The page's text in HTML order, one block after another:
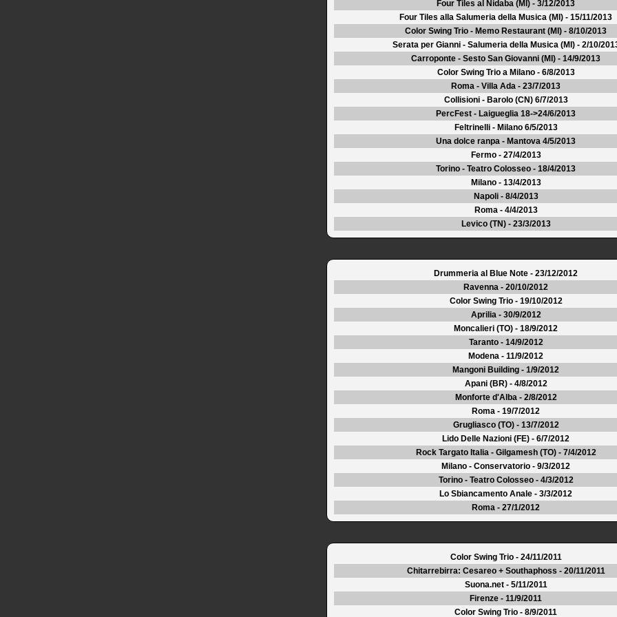
Four Tiles al Nidaba (MI) - 3/12/2013
Four Tiles alla Salumeria della Musica (MI) - 15/11/2013
Color Swing Trio - Memo Restaurant (MI) - 8/10/2013
Serata per Gianni - Salumeria della Musica (MI) - 2/10/
Carroponte - Sesto San Giovanni (MI) - 14/9/2013
Color Swing Trio a Milano - 6/8/2013
Roma - Villa Ada - 23/7/2013
Collisioni - Barolo (CN) 6/7/2013
PercFest - Laigueglia 18->24/6/2013
Feltrinelli - Milano 6/5/2013
Una dolce ranpa - Mantova 4/5/2013
Fermo - 27/4/2013
Torino - Teatro Colosseo - 18/4/2013
Milano - 13/4/2013
Napoli - 8/4/2013
Roma - 4/4/2013
Levico (TN) - 23/3/2013
Drummeria al Blue Note - 23/12/2012
Ravenna - 20/10/2012
Color Swing Trio - 19/10/2012
Aprilia - 30/9/2012
Moncalieri (TO) - 18/9/2012
Taranto - 14/9/2012
Modena - 11/9/2012
Mangoni Building - 1/9/2012
Apani (BR) - 4/8/2012
Monforte d'Alba - 2/8/2012
Roma - 19/7/2012
Grugliasco (TO) - 13/7/2012
Lido Delle Nazioni (FE) - 6/7/2012
Rock Targato Italia - Gilgamesh (TO) - 7/4/2012
Milano - Conservatorio - 9/3/2012
Torino - Teatro Colosseo - 4/3/2012
Lo Sbiancamento Anale - 3/3/2012
Roma - 27/1/2012
Color Swing Trio - 24/11/2011
Chitarrebirra: Cesareo + Southaphoss - 20/11/2011
Suona.net - 5/11/2011
Firenze - 11/9/2011
Color Swing Trio - 8/9/2011